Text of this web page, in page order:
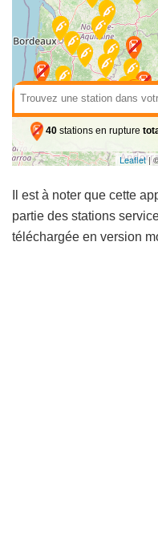
Il est à noter que cette
partie des stations
téléchargée en version